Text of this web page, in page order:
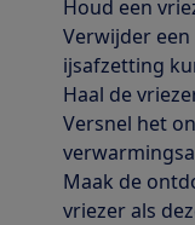
Houd een
Verwijder
ijsafzetting
Haal de
Versnel het
Maak de
vriezer als